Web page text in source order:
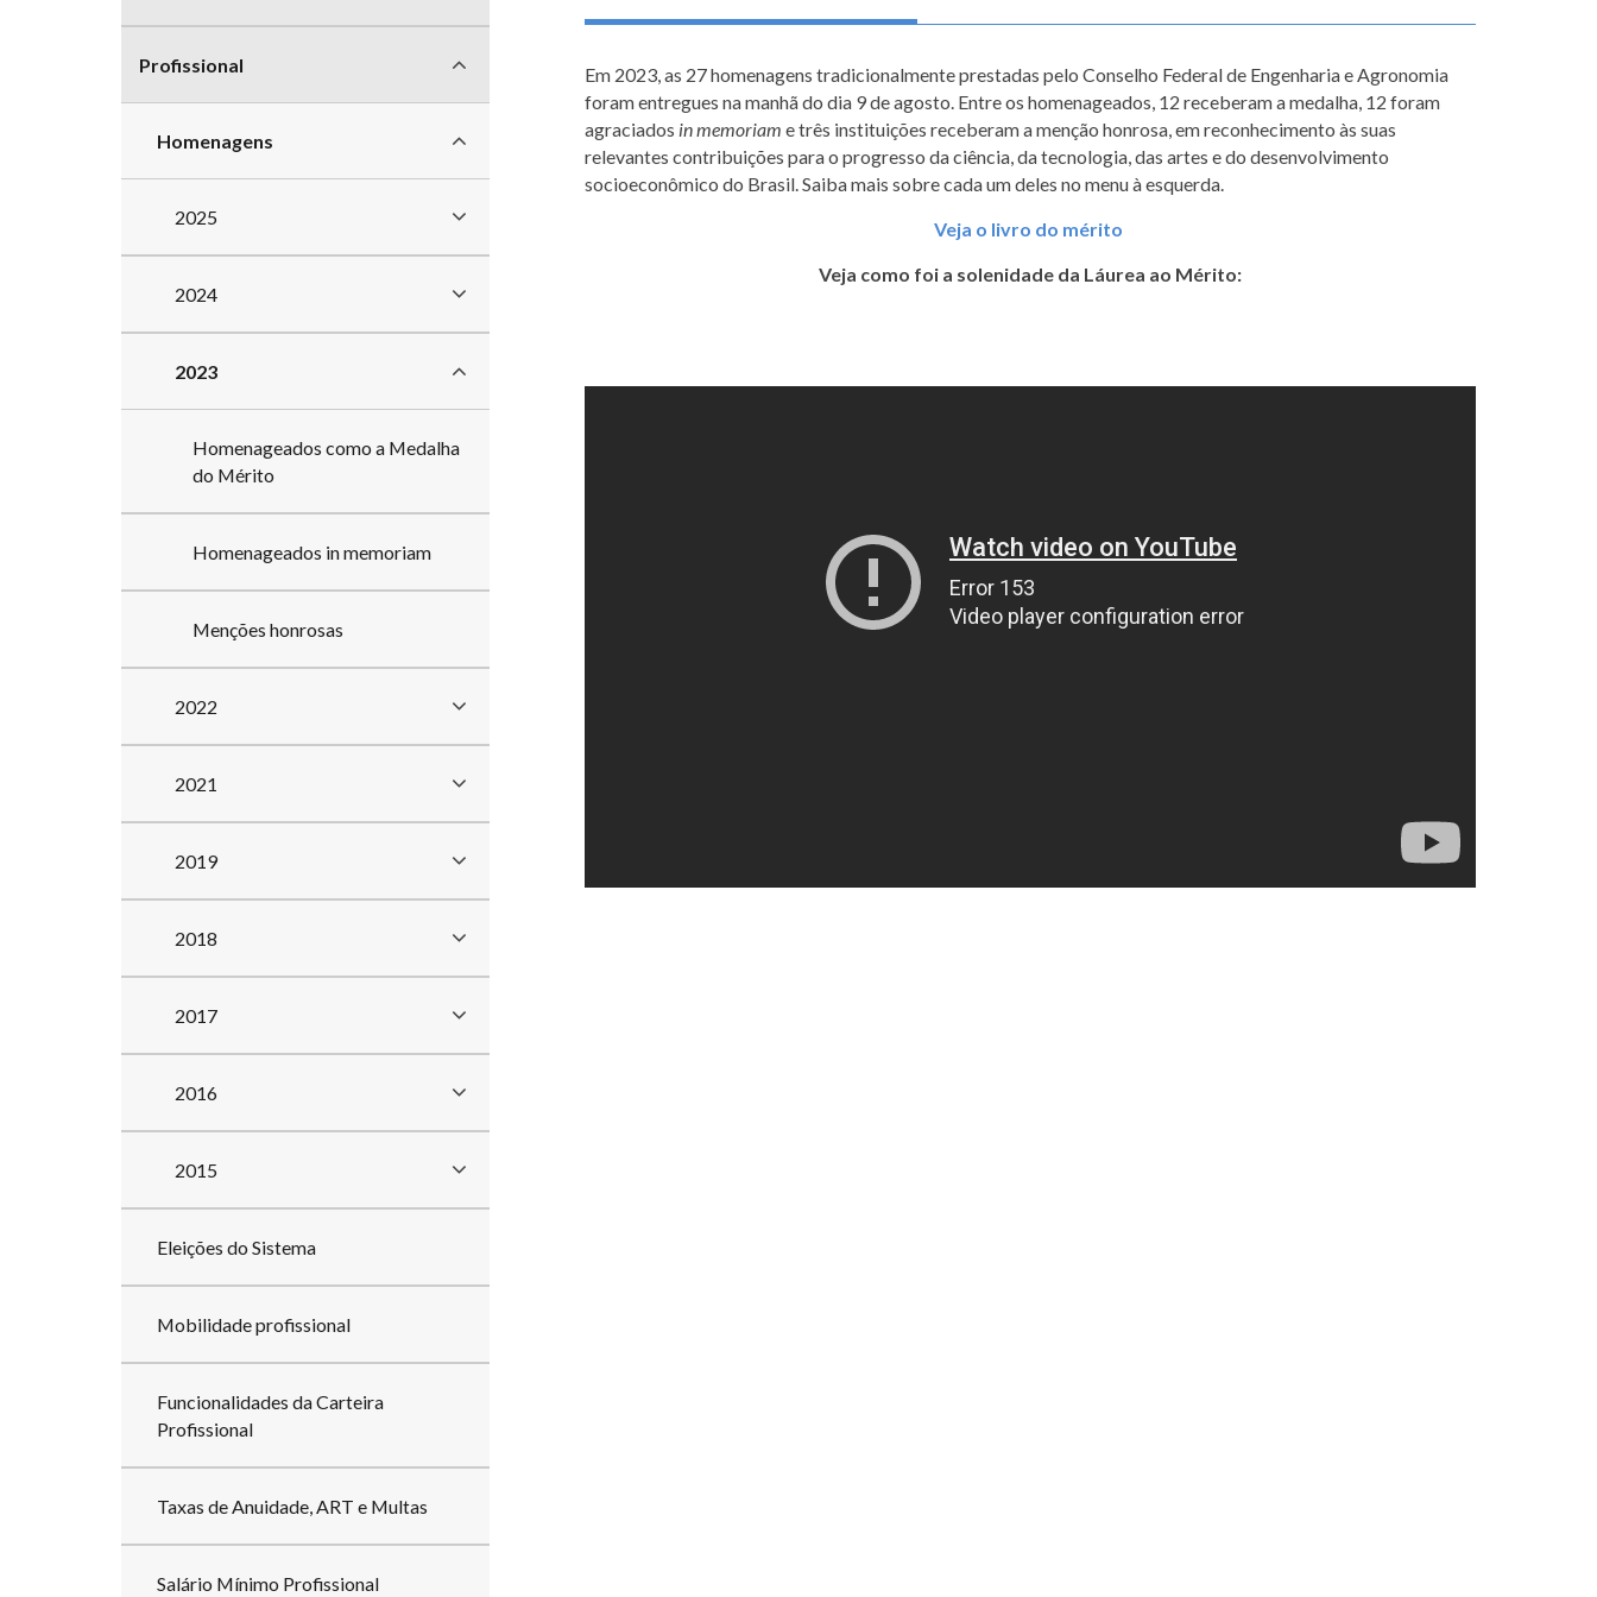
Em 2023, as 27 homenagens tradicionalmente prestadas pelo Conselho Federal de Engenharia e Agronomia
foram entregues na manhã do dia 9 de agosto. Entre os homenageados, 12 receberam a medalha, 12 foram
agraciados in memoriam e três instituições receberam a menção honrosa, em reconhecimento às suas
relevantes contribuições para o progresso da ciência, da tecnologia, das artes e do desenvolvimento
socioeconômico do Brasil. Saiba mais sobre cada um deles no menu à esquerda.
Veja o livro do mérito
Veja como foi a solenidade da Láurea ao Mérito:
Profissional
Homenagens
2025
2024
2023
Homenageados como a Medalha
do Mérito
Homenageados in memoriam
Menções honrosas
2022
2021
2019
2018
2017
2016
2015
Eleições do Sistema
Mobilidade profissional
Funcionalidades da Carteira
Profissional
Taxas de Anuidade, ART e Multas
Salário Mínimo Profissional